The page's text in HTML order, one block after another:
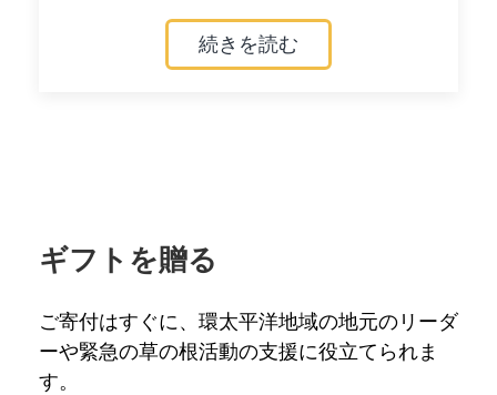
続きを読む
ギフトを贈る
ご寄付はすぐに、環太平洋地域の地元のリーダ
ーや緊急の草の根活動の支援に役立てられま
す。